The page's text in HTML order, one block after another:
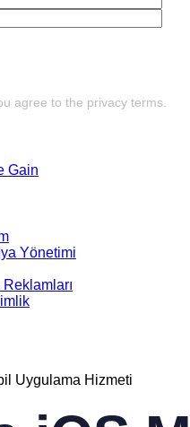
agree to the privacy terms.
Yönetimi